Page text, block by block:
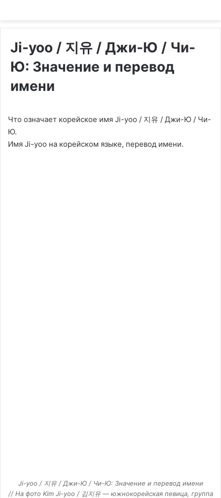
Ji-yoo / 지유 / Джи-Ю / Чи-
Ю: Значение и перевод
имени
Что означает корейское имя Ji-yoo / 지유 / Джи-Ю / Чи-
Ю.
Имя Ji-yoo на корейском языке, перевод имени.
Ji-yoo / 지유 / Джи-Ю / Чи-Ю: Значение и перевод имени
// На фото Kim Ji-yoo / 김지유 — южнокорейская певица, группа